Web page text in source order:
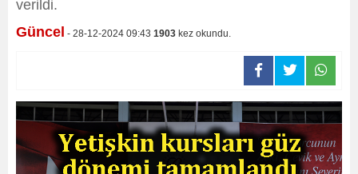
verildi.
Güncel - 28-12-2024 09:43 1903 kez okundu.